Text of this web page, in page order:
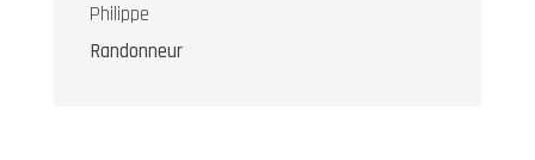
Philippe
Randonneur